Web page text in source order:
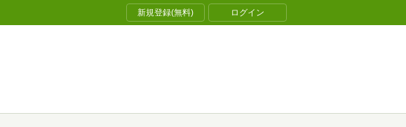
新規登録(無料) ログイン